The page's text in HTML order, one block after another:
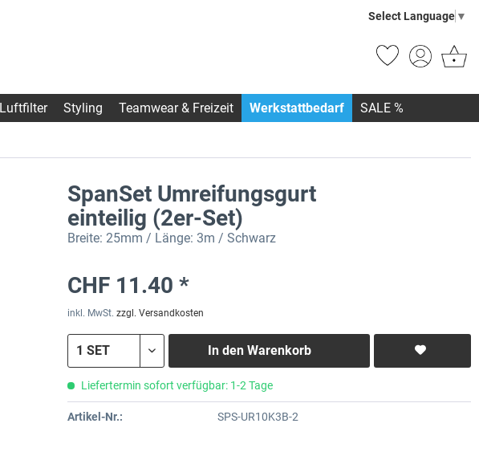
Select Language ▼
Luftfilter Styling Teamwear & Freizeit Werkstattbedarf SALE %
SpanSet Umreifungsgurt
einteilig (2er-Set)
Breite: 25mm / Länge: 3m / Schwarz
CHF 11.40 *
inkl. MwSt. zzgl. Versandkosten
In den Warenkorb
Liefertermin sofort verfügbar: 1-2 Tage
Artikel-Nr.: SPS-UR10K3B-2